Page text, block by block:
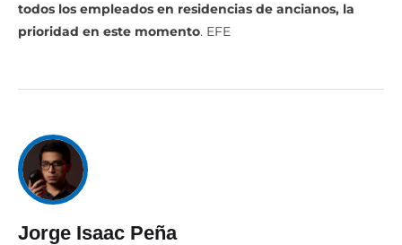
todos los empleados en residencias de ancianos, la
prioridad en este momento. EFE
Jorge Isaac Peña